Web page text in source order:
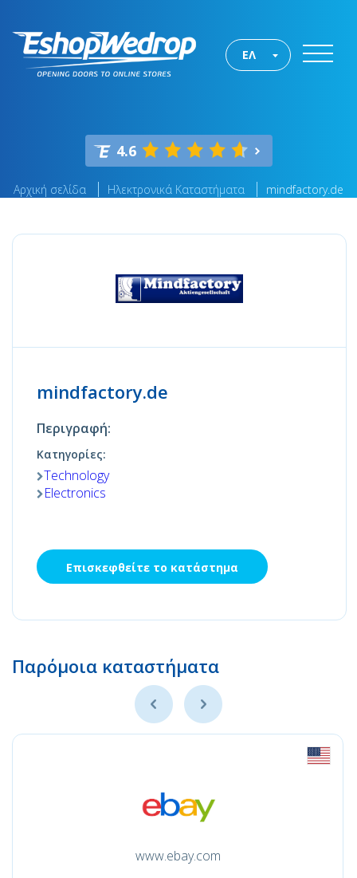
ΕΛ
4.6
Αρχική σελίδα Ηλεκτρονικά Καταστήματα mindfactory.de
mindfactory.de
Περιγραφή:
Κατηγορίες:
Technology
Electronics
Επισκεφθείτε το κατάστημα
Παρόμοια καταστήματα
www.ebay.com